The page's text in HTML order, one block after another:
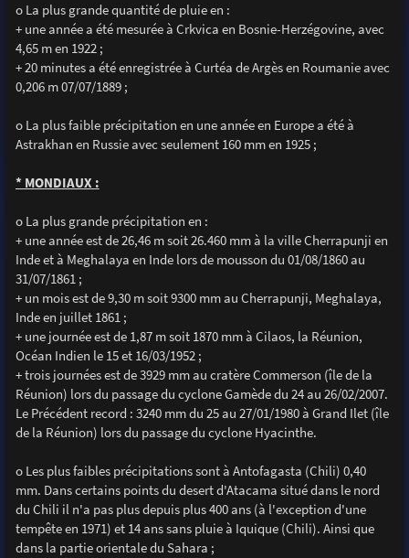
o La plus grande quantité de pluie en :
+ une année a été mesurée à Crkvica en Bosnie-Herzégovine, avec
4,65 m en 1922 ;
+ 20 minutes a été enregistrée à Curtéa de Argès en Roumanie avec
0,206 m 07/07/1889 ;
o La plus faible précipitation en une année en Europe a été à
Astrakhan en Russie avec seulement 160 mm en 1925 ;
* MONDIAUX :
o La plus grande précipitation en :
+ une année est de 26,46 m soit 26.460 mm à la ville Cherrapunji en
Inde et à Meghalaya en Inde lors de mousson du 01/08/1860 au
31/07/1861 ;
+ un mois est de 9,30 m soit 9300 mm au Cherrapunji, Meghalaya,
Inde en juillet 1861 ;
+ une journée est de 1,87 m soit 1870 mm à Cilaos, la Réunion,
Océan Indien le 15 et 16/03/1952 ;
+ trois journées est de 3929 mm au cratère Commerson (île de la
Réunion) lors du passage du cyclone Gamède du 24 au 26/02/2007.
Le Précédent record : 3240 mm du 25 au 27/01/1980 à Grand Ilet (île
de la Réunion) lors du passage du cyclone Hyacinthe.
o Les plus faibles précipitations sont à Antofagasta (Chili) 0,40
mm. Dans certains points du desert d'Atacama situé dans le nord
du Chili il n'a pas plus depuis plus 400 ans (à l'exception d'une
tempête en 1971) et 14 ans sans pluie à Iquique (Chili). Ainsi que
dans la partie orientale du Sahara ;